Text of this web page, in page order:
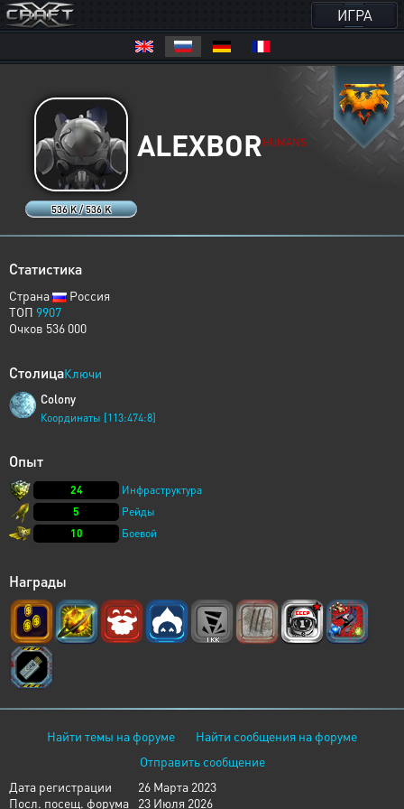
ИГРА
536 K / 536 K
ALEXBORHUMANS
Статистика
Страна
Россия
ТОП 9907
Очков 536 000
СтолицаКлючи
Colony
Координаты [113:474:8]
Опыт
24
Инфраструктура
5
Рейды
10
Боевой
Награды
Найти темы на форуме
Найти сообщения на форуме
Отправить сообщение
Дата регистрации
26 Марта 2023
Посл. посещ. форума
23 Июля 2026